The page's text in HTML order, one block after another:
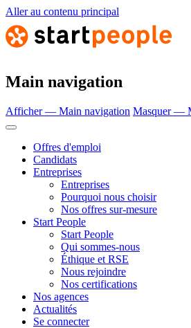
Aller au contenu principal
Main navigation
Afficher — Main navigation Masquer —
Offres d'emploi
Candidats
Entreprises
Entreprises
Pourquoi nous choisir
Nos offres sur-mesure
Start People
Start People
Qui sommes-nous
Éthique et RSE
Nous rejoindre
Nos certifications
Nos agences
Actualités
Se connecter